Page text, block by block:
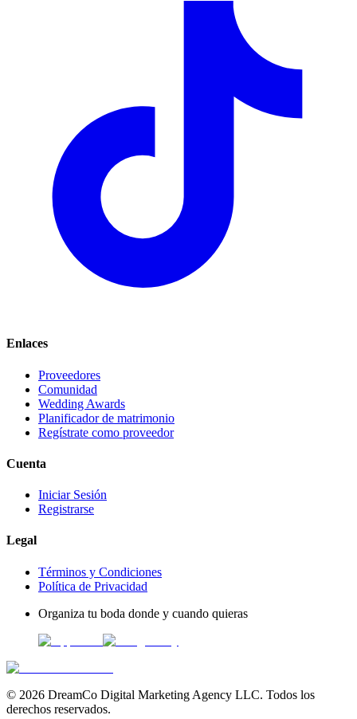
Enlaces
Proveedores
Comunidad
Wedding Awards
Planificador de matrimonio
Regístrate como proveedor
Cuenta
Iniciar Sesión
Registrarse
Legal
Términos y Condiciones
Política de Privacidad
Organiza tu boda donde y cuando quieras
© 2026 DreamCo Digital Marketing Agency LLC. Todos los
derechos reservados.